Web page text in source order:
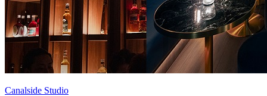
Canalside Studio